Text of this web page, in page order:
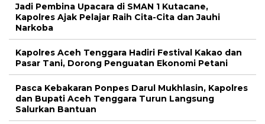
Jadi Pembina Upacara di SMAN 1 Kutacane,
Kapolres Ajak Pelajar Raih Cita-Cita dan Jauhi
Narkoba
Kapolres Aceh Tenggara Hadiri Festival Kakao dan
Pasar Tani, Dorong Penguatan Ekonomi Petani
Pasca Kebakaran Ponpes Darul Mukhlasin, Kapolres
dan Bupati Aceh Tenggara Turun Langsung
Salurkan Bantuan